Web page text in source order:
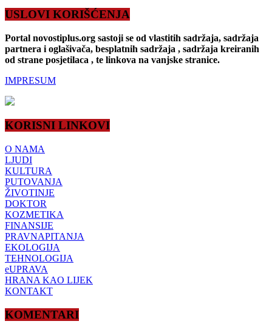
USLOVI KORIŠĆENJA
Portal novostiplus.org sastoji se od vlastitih sadržaja, sadržaja
partnera i oglašivača, besplatnih sadržaja , sadržaja kreiranih
od strane posjetilaca , te linkova na vanjske stranice.
IMPRESUM
KORISNI LINKOVI
O NAMA
LJUDI
KULTURA
PUTOVANJA
ŽIVOTINJE
DOKTOR
KOZMETIKA
FINANSIJE
PRAVNAPITANJA
EKOLOGIJA
TEHNOLOGIJA
eUPRAVA
HRANA KAO LIJEK
KONTAKT
KOMENTARI